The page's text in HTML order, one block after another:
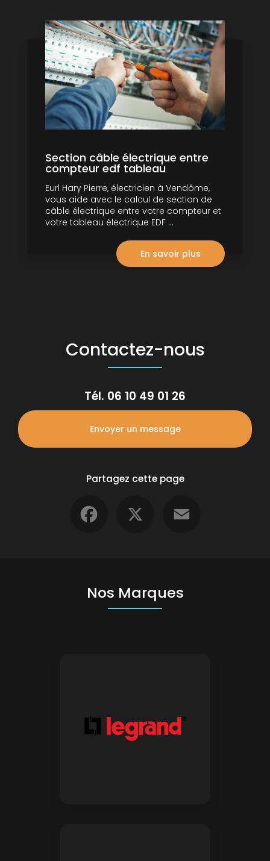
Section câble électrique entre
compteur edf tableau
Eurl Hary Pierre, électricien à Vendôme,
vous aide avec le calcul de section de
câble électrique entre votre compteur et
votre tableau électrique EDF ...
En savoir plus
Contactez-nous
Tél. 06 10 49 01 26
Envoyer un message
Partagez cette page
Nos Marques